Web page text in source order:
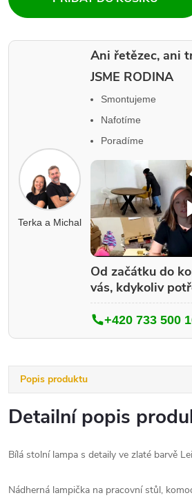
Terka a Michal
Ani řetězec, ani
JSME RODINA
Smontujeme
Nafotíme
Poradíme
Od začátku do
vás, kdykoliv
+420 733 500
Popis produktu
Detailní popis
Bílá stolní lampa s detaily ve zlaté barvě
Nádherná lampička na pracovní stůl,